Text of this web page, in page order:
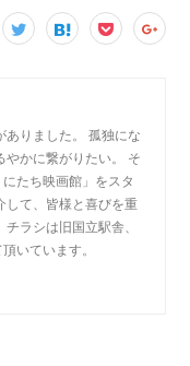
ありました。 孤独にな
やかに繋がりたい。 そ
たち映画館」をスタ
して、皆様と喜びを重
ラシは旧国立駅舎、
いています。